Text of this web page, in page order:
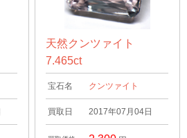
天然クンツァイト
7.465ct
宝石名 クンツァイト
買取日 2017年07月04日